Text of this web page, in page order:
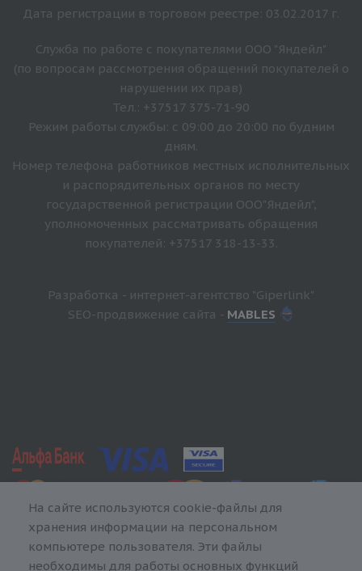
Дата регистрации в торговом реестре: 03.02.2017 г.
Служба по работе с покупателями ООО "Яндейл"
(по вопросам рассмотрения обращений покупателей о
нарушении их прав)
Тел.: +37517 375-71-90
Режим работы службы: с 09:00 до 20:00 по будним
дням.
Номер телефона работников местных исполнительных
и распорядительных органов по месту
государственной регистрации ООО"Яндейл",
уполномоченных рассматривать обращения
покупателей: +37517 318-13-33.
Разработка - интернет-агентство "Giperlink"
SEO-продвижение сайта - MABLES
На сайте используются cookie-файлы для
хранения информации на персональном
компьютере пользователя. Эти файлы
необходимы для работы основных функций